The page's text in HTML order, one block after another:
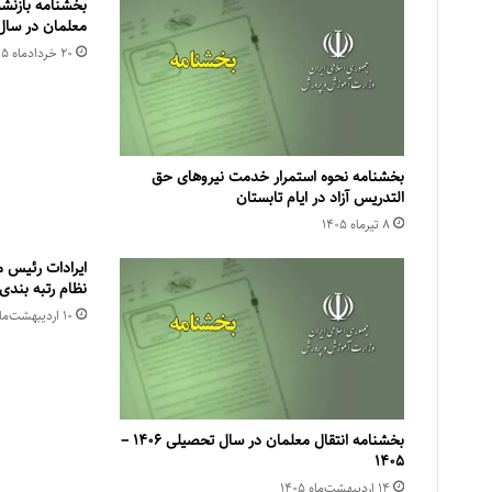
بخشنامه نحوه استمرار خدمت نیروهای حق
التدریس آزاد در ایام تابستان
۸ تیر‌ماه ۱۴۰۵
بخشنامه
معلمان در سال
۲۰ خرداد‌ماه ۱۴۰۵
بخشنامه انتقال معلمان در سال تحصیلی ۱۴۰۶ –
۱۴۰۵
۱۴ اردیبهشت‌ماه ۱۴۰۵
ایرادات
نظام رتبه
۱۰ اردیبهشت‌ماه ۱۴۰۵